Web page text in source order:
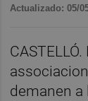
Actualizado: 05/
demanen a